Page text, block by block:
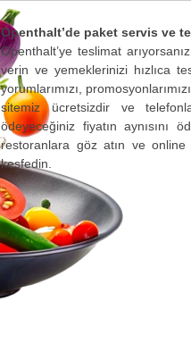
Openthalt’de paket servis ve
Openthalt’ye teslimat
verin ve yemeklerinizi hızlıca
yorumlarımızı,
sitemiz ücretsizdir ve
ödeyeceğiniz fiyatın aynısını
restoranlara göz atın ve
keşfedin.